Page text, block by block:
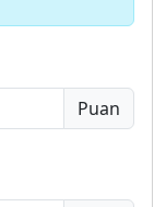
Puan